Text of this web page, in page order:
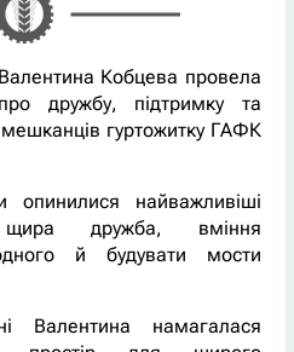
Кобцева провела
дружбу, підтримку та
гуртожитку ГАФК
опинилися найважливіші
щира дружба, вміння
й будувати мости
Валентина намагалася